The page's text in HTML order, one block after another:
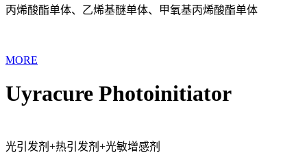
丙烯酸酯单体、乙烯基醚单体、甲氧基丙烯酸酯单体
MORE
Uyracure Photoinitiator
光引发剂+热引发剂+光敏增感剂